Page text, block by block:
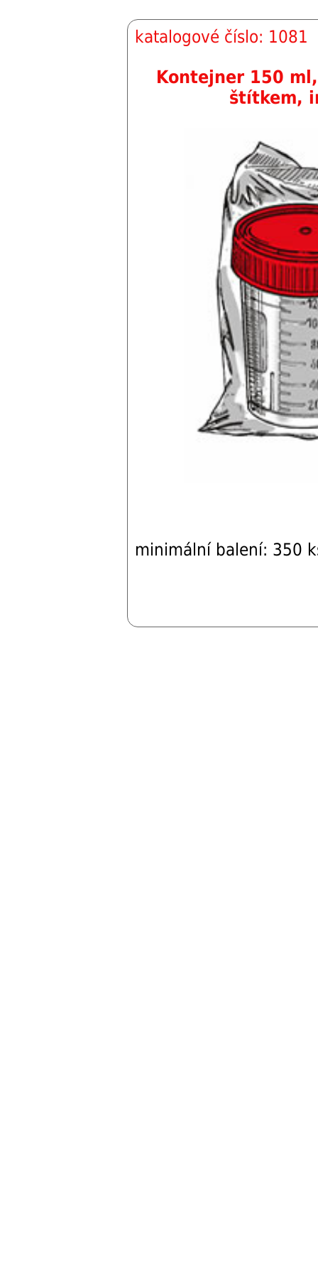
katalogové číslo: 1081
Kontejner 150 ml,
štítkem,
minimální balení: 350